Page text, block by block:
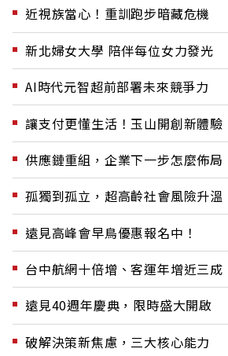
近視族當心！重訓跑步暗藏危機
新北婦女大學 陪伴每位女力發光
AI時代元智超前部署未來競爭力
讓支付更懂生活！玉山開創新體驗
供應鏈重組，企業下一步怎麼佈局
孤獨到孤立，超高齡社會風險升溫
遠見高峰會早鳥優惠報名中！
台中航網十倍增、客運年增近三成
遠見40週年慶典，限時盛大開啟
破解決策新焦慮，三大核心能力